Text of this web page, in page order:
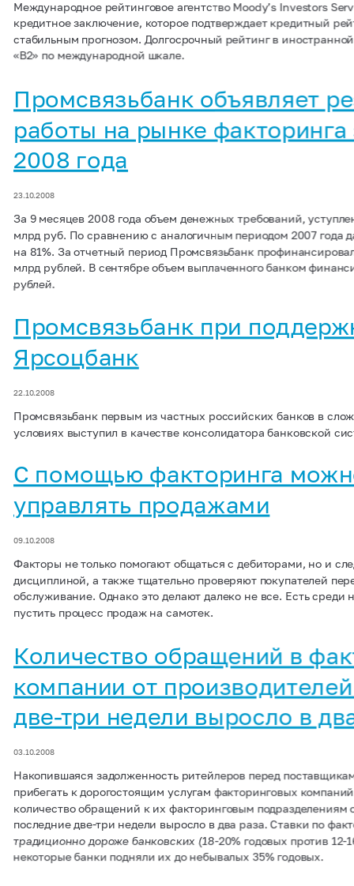
Международное рейтинговое агентство Moody’s Investors
кредитное заключение, которое подтверждает кредитный
стабильным прогнозом. Долгосрочный рейтинг в
«B2» по международной шкале.
Промсвязьбанк объявляет
работы на рынке
2008 года
23.10.2008
За 9 месяцев 2008 года объем денежных требований,
млрд руб. По сравнению с аналогичным периодом 2007 года
на 81%. За отчетный период Промсвязьбанк
млрд рублей. В сентябре объем выплаченного банком
рублей.
Промсвязьбанк при
Ярсоцбанк
22.10.2008
Промсвязьбанк первым из частных российских банков в
условиях выступил в качестве консолидатора банковской
С помощью факторинга
управлять продажами
09.10.2008
Факторы не только помогают общаться с дебиторами, но и
дисциплиной, а также тщательно проверяют покупателей
обслуживание. Однако это делают далеко не все. Есть среди
пустить процесс продаж на самотек.
Количество обращений в
компании от
две-три недели выросло в
03.10.2008
Накопившаяся задолженность ритейлеров перед
прибегать к дорогостоящим услугам факторинговых
количество обращений к их факторинговым подразделениям
последние две-три недели выросло в два раза. Ставки по
традиционно дороже банковских (18-20% годовых против 12-
некоторые банки подняли их до небывалых 35% годовых.